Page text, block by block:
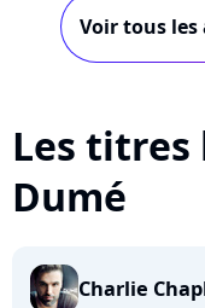
Voir tous les
Les titres
Dumé
Charlie